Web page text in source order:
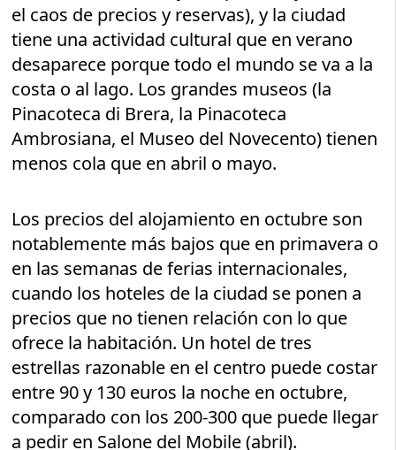
el caos de precios y reservas), y la ciudad
tiene una actividad cultural que en verano
desaparece porque todo el mundo se va a la
costa o al lago. Los grandes museos (la
Pinacoteca di Brera, la Pinacoteca
Ambrosiana, el Museo del Novecento) tienen
menos cola que en abril o mayo.
Los precios del alojamiento en octubre son
notablemente más bajos que en primavera o
en las semanas de ferias internacionales,
cuando los hoteles de la ciudad se ponen a
precios que no tienen relación con lo que
ofrece la habitación. Un hotel de tres
estrellas razonable en el centro puede costar
entre 90 y 130 euros la noche en octubre,
comparado con los 200-300 que puede llegar
a pedir en Salone del Mobile (abril).